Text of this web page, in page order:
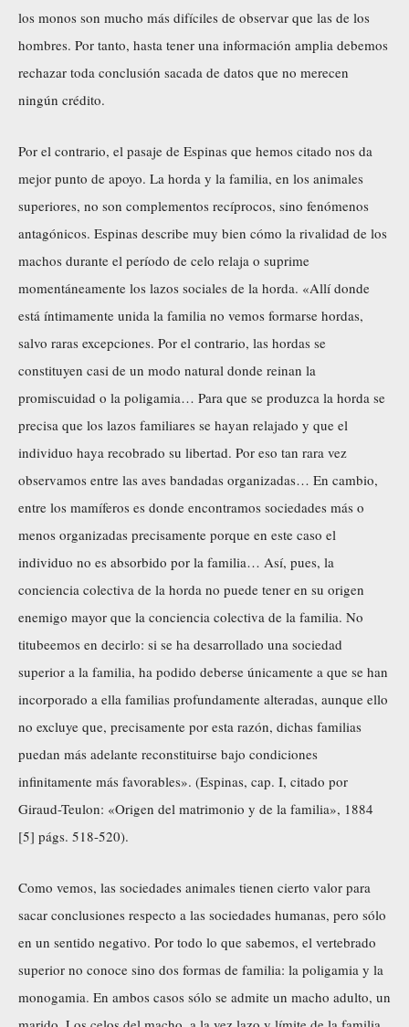
los monos son mucho más difíciles de observar que las de los
hombres. Por tanto, hasta tener una información amplia debemos
rechazar toda conclusión sacada de datos que no merecen
ningún crédito.
Por el contrario, el pasaje de Espinas que hemos citado nos da
mejor punto de apoyo. La horda y la familia, en los animales
superiores, no son complementos recíprocos, sino fenómenos
antagónicos. Espinas describe muy bien cómo la rivalidad de los
machos durante el período de celo relaja o suprime
momentáneamente los lazos sociales de la horda. «Allí donde
está íntimamente unida la familia no vemos formarse hordas,
salvo raras excepciones. Por el contrario, las hordas se
constituyen casi de un modo natural donde reinan la
promiscuidad o la poligamia… Para que se produzca la horda se
precisa que los lazos familiares se hayan relajado y que el
individuo haya recobrado su libertad. Por eso tan rara vez
observamos entre las aves bandadas organizadas… En cambio,
entre los mamíferos es donde encontramos sociedades más o
menos organizadas precisamente porque en este caso el
individuo no es absorbido por la familia… Así, pues, la
conciencia colectiva de la horda no puede tener en su origen
enemigo mayor que la conciencia colectiva de la familia. No
titubeemos en decirlo: si se ha desarrollado una sociedad
superior a la familia, ha podido deberse únicamente a que se han
incorporado a ella familias profundamente alteradas, aunque ello
no excluye que, precisamente por esta razón, dichas familias
puedan más adelante reconstituirse bajo condiciones
infinitamente más favorables». (Espinas, cap. I, citado por
Giraud-Teulon: «Origen del matrimonio y de la familia», 1884
[5] págs. 518-520).
Como vemos, las sociedades animales tienen cierto valor para
sacar conclusiones respecto a las sociedades humanas, pero sólo
en un sentido negativo. Por todo lo que sabemos, el vertebrado
superior no conoce sino dos formas de familia: la poligamia y la
monogamia. En ambos casos sólo se admite un macho adulto, un